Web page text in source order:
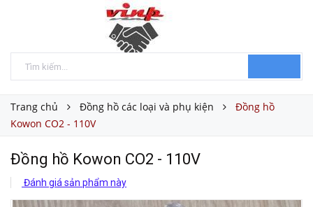
Trang chủ Đồng hồ các loại và phụ kiện
Đồng hồ
Kowon CO2 - 110V
Đồng hồ Kowon CO2 - 110V
Đánh giá sản phẩm này